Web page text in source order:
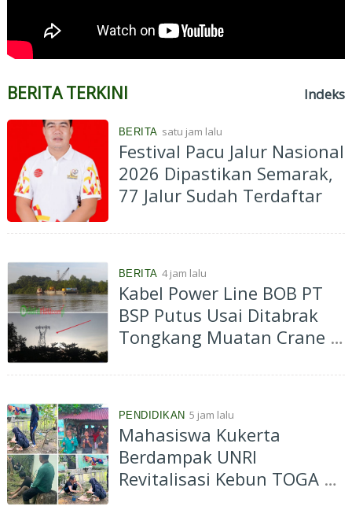
BERITA TERKINI Indeks
BERITA satu jam lalu
Festival Pacu Jalur Nasional
2026 Dipastikan Semarak,
77 Jalur Sudah Terdaftar
BERITA 4 jam lalu
Kabel Power Line BOB PT
BSP Putus Usai Ditabrak
Tongkang Muatan Crane di
Perawang
PENDIDIKAN 5 jam lalu
Mahasiswa Kukerta
Berdampak UNRI
Revitalisasi Kebun TOGA di